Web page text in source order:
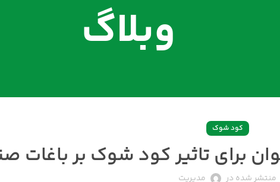
وبلاگ
کود شوک
منتشر شده در مدیریت